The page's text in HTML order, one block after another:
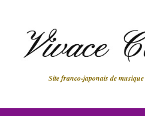
Site franco-japonais de